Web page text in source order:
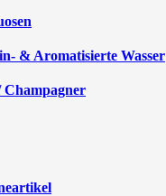
& Aromatisierte Wasser
Champagner